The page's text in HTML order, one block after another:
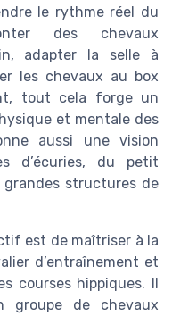
le rythme réel du
des chevaux
adapter la selle à
les chevaux au box
tout cela forge un
et mentale des
aussi une vision
d’écuries, du petit
grandes structures de
est de maîtriser à la
d’entraînement et
courses hippiques. Il
groupe de chevaux